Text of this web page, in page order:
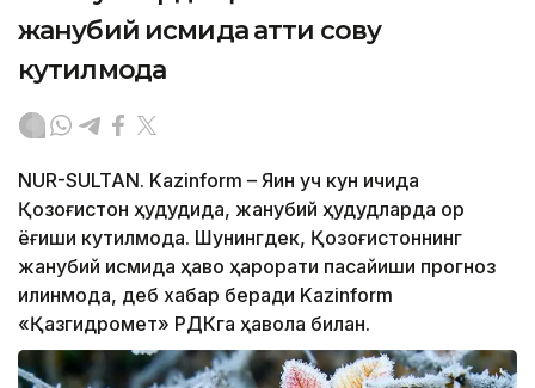
жанубий қисмида қаттиқ совуқ
кутилмоқда
NUR-SULTAN. Kazinform – Яқин уч кун ичида
Қозоғистон ҳудудида, жанубий ҳудудларда қор
ёғиши кутилмоқда. Шунингдек, Қозоғистоннинг
жанубий қисмида ҳаво ҳарорати пасайиши прогноз
қилинмоқда, деб хабар беради Kazinform
«Қазгидромет» РДКга ҳавола билан.